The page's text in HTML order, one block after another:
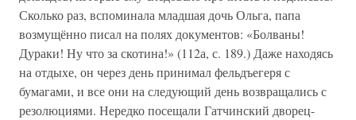
Сколько раз, вспоминала младшая дочь Ольга, папа
возмущённо писал на полях документов: «Болваны!
Дураки! Ну что за скотина!» (112а, с. 189.) Даже находясь
на отдыхе, он через день принимал фельдъегеря с
бумагами, и все они на следующий день возвращались с
резолюциями. Нередко посещали Гатчинский дворец-